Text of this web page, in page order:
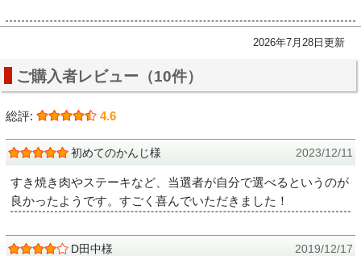
2026年7月28日更新
ご購入者レビュー（10件）
総評: 4.6
初めてのかんじ様 2023/12/11
すき焼き肉やステーキなど、当選者が自分で選べるというのが
良かったようです。すごく喜んでいただきました！
D田中様 2019/12/17